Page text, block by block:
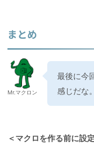
まとめ
Mr.マクロン
最後に今
感じだな。
＜マクロを作る前に設